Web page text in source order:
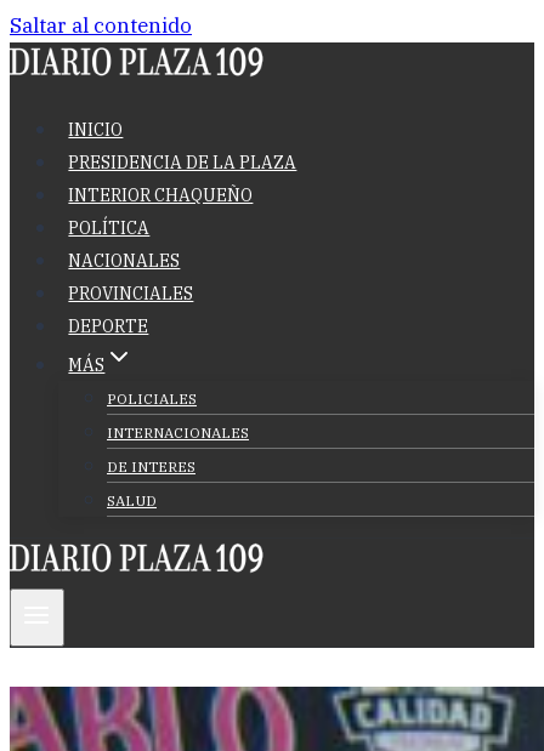
Saltar al contenido
INICIO
PRESIDENCIA DE LA PLAZA
INTERIOR CHAQUEÑO
POLÍTICA
NACIONALES
PROVINCIALES
DEPORTE
MÁS
POLICIALES
INTERNACIONALES
DE INTERES
SALUD